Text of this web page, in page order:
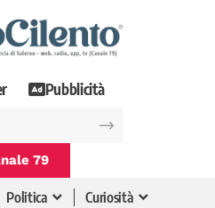
Pubblicità
79
Politica
Curiosità